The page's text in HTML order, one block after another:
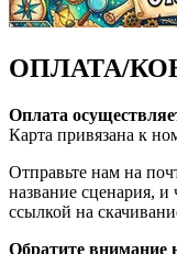
ОПЛАТА/
Оплата
Карта привязана к
Отправьте нам на
название сценария,
ссылкой на
Обратите внимание